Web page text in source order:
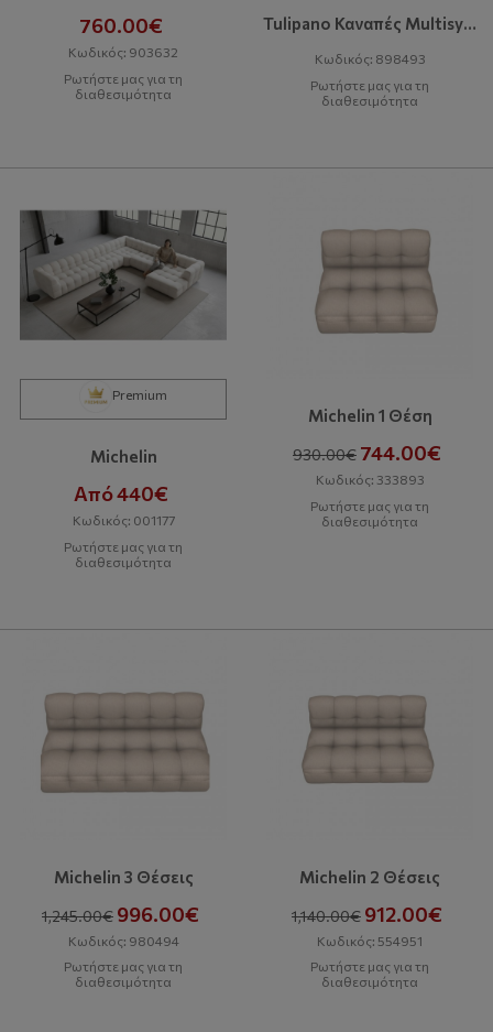
760.00€
Κωδικός: 903632
Ρωτήστε μας για τη
διαθεσιμότητα
Tulipano Καναπές Multisystem
Κωδικός: 898493
Ρωτήστε μας για τη
διαθεσιμότητα
Premium
Michelin
Από 440€
Κωδικός: 001177
Ρωτήστε μας για τη
διαθεσιμότητα
Michelin 1 Θέση
930.00€ 744.00€
Κωδικός: 333893
Ρωτήστε μας για τη
διαθεσιμότητα
Michelin 3 Θέσεις
1,245.00€ 996.00€
Κωδικός: 980494
Ρωτήστε μας για τη
διαθεσιμότητα
Michelin 2 Θέσεις
1,140.00€ 912.00€
Κωδικός: 554951
Ρωτήστε μας για τη
διαθεσιμότητα